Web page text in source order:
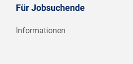
Für Jobsuchende
Informationen